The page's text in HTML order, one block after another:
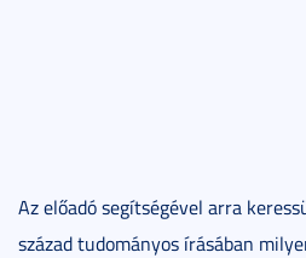
Az előadó segítségével arra
század tudományos írásában